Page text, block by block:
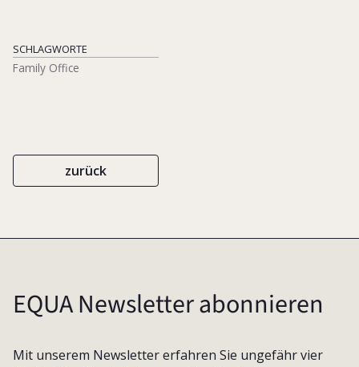
SCHLAGWORTE
Family Office
zurück
EQUA Newsletter abonnieren
Mit unserem Newsletter erfahren Sie ungefähr vier